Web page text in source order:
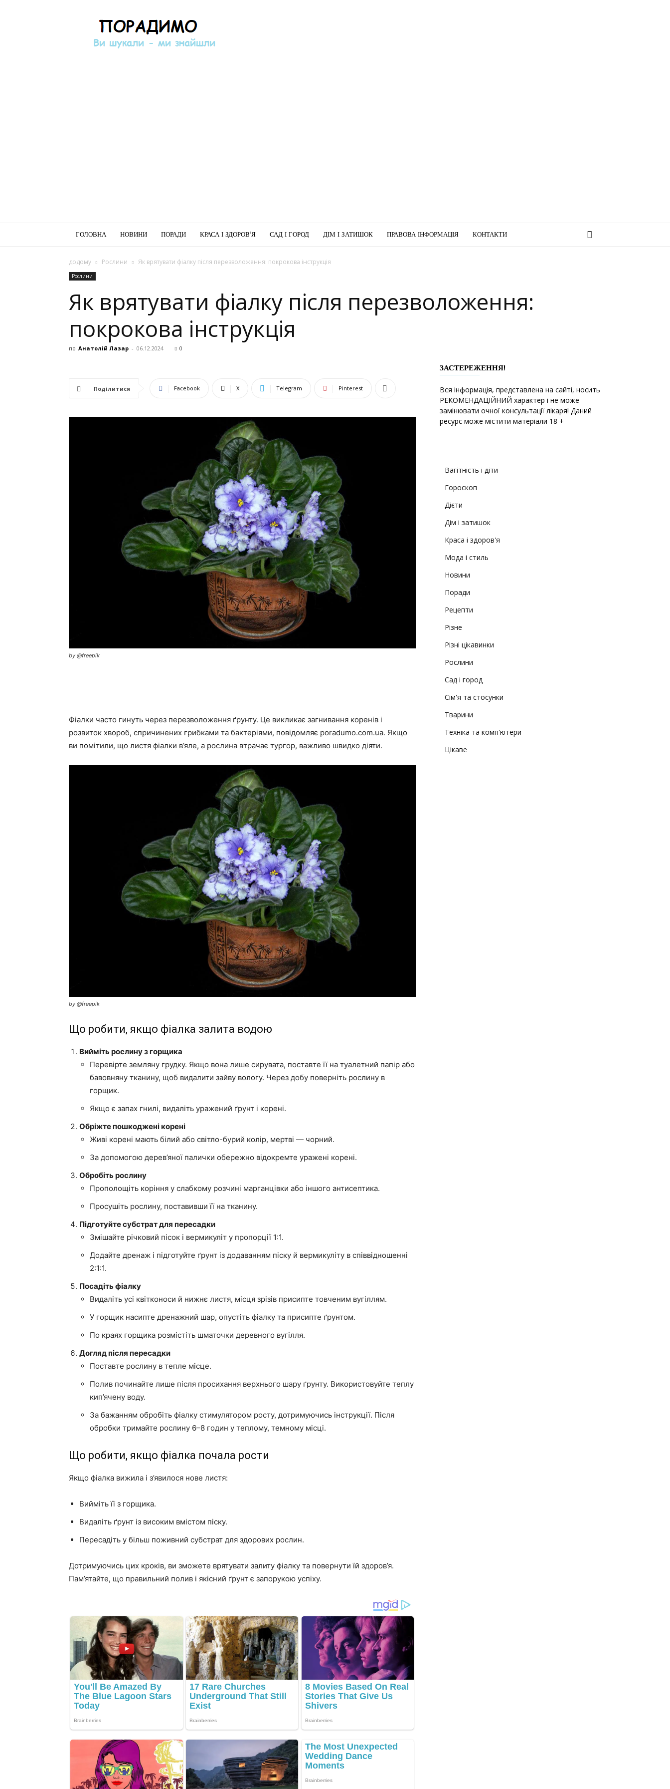
Порадимо
ГОЛОВНА НОВИНИ ПОРАДИ КРАСА І ЗДОРОВ’Я САД І ГОРОД ДІМ І ЗАТИШОК ПРАВОВА ІНФОРМАЦІЯ КОНТАКТИ
додому Рослини Як врятувати фіалку після перезволоження: покрокова інструкція
Рослини
Як врятувати фіалку після перезволоження:
покрокова інструкція
по Анатолій Лазар - 06.12.2024 0
Поділитися Facebook X Telegram Pinterest
by @freepik
Фіалки часто гинуть через перезволоження ґрунту. Це викликає загнивання коренів і
розвиток хвороб, спричинених грибками та бактеріями, повідомляє poradumo.com.ua. Якщо
ви помітили, що листя фіалки в’яле, а рослина втрачає тургор, важливо швидко діяти.
by @freepik
Що робити, якщо фіалка залита водою
Вийміть рослину з горщика
Перевірте земляну грудку. Якщо вона лише сирувата, поставте її на туалетний папір або
бавовняну тканину, щоб видалити зайву вологу. Через добу поверніть рослину в
горщик.
Якщо є запах гнилі, видаліть уражений ґрунт і корені.
Обріжте пошкоджені корені
Живі корені мають білий або світло-бурий колір, мертві — чорний.
За допомогою дерев’яної палички обережно відокремте уражені корені.
Обробіть рослину
Прополощіть коріння у слабкому розчині марганцівки або іншого антисептика.
Просушіть рослину, поставивши її на тканину.
Підготуйте субстрат для пересадки
Змішайте річковий пісок і вермикуліт у пропорції 1:1.
Додайте дренаж і підготуйте ґрунт із додаванням піску й вермикуліту в співвідношенні
2:1:1.
Посадіть фіалку
Видаліть усі квітконоси й нижнє листя, місця зрізів присипте товченим вугіллям.
У горщик насипте дренажний шар, опустіть фіалку та присипте ґрунтом.
По краях горщика розмістіть шматочки деревного вугілля.
Догляд після пересадки
Поставте рослину в тепле місце.
Полив починайте лише після просихання верхнього шару ґрунту. Використовуйте теплу
кип’ячену воду.
За бажанням обробіть фіалку стимулятором росту, дотримуючись інструкції. Після
обробки тримайте рослину 6–8 годин у теплому, темному місці.
Що робити, якщо фіалка почала рости
Якщо фіалка вижила і з’явилося нове листя:
Вийміть її з горщика.
Видаліть ґрунт із високим вмістом піску.
Пересадіть у більш поживний субстрат для здорових рослин.
Дотримуючись цих кроків, ви зможете врятувати залиту фіалку та повернути їй здоров’я.
Пам’ятайте, що правильний полив і якісний ґрунт є запорукою успіху.
ЗАСТЕРЕЖЕННЯ!
Вся інформація, представлена на сайті, носить
РЕКОМЕНДАЦІЙНИЙ характер і не може
замінювати очної консультації лікаря! Даний
ресурс може містити матеріали 18 +
Вагітність і діти
Гороскоп
Дієти
Дім і затишок
Краса і здоров'я
Мода і стиль
Новини
Поради
Рецепти
Різне
Різні цікавинки
Рослини
Сад і город
Сім'я та стосунки
Тварини
Техніка та комп'ютери
Цікаве